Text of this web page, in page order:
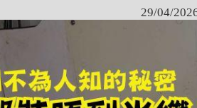
29/04/